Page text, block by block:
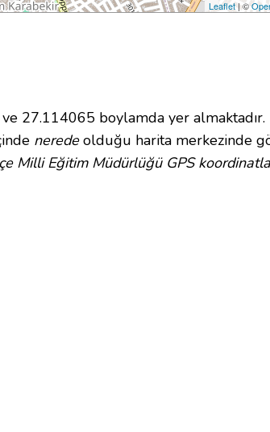
Leaflet| ©
27.114065 boylamda yer almaktadır.
neredeolduğu harita merkezinde
Milli Eğitim Müdürlüğü GPS